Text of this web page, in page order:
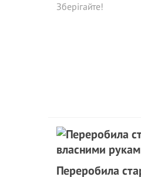
Зберігайте!
Переробила